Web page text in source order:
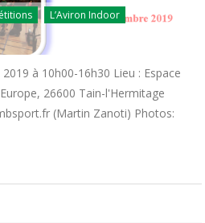
L’Aviron Indoor
à 10h00-16h30 Lieu : Espace
26600 Tain-l'Hermitage
(Martin Zanoti) Photos: